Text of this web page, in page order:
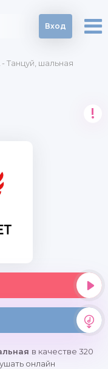
Вход
- Танцуй, шальная
!
в качестве 320
онлайн